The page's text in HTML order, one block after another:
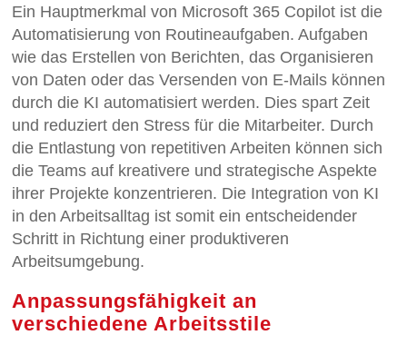
Ein Hauptmerkmal von Microsoft 365 Copilot ist die
Automatisierung von Routineaufgaben. Aufgaben
wie das Erstellen von Berichten, das Organisieren
von Daten oder das Versenden von E-Mails können
durch die KI automatisiert werden. Dies spart Zeit
und reduziert den Stress für die Mitarbeiter. Durch
die Entlastung von repetitiven Arbeiten können sich
die Teams auf kreativere und strategische Aspekte
ihrer Projekte konzentrieren. Die Integration von KI
in den Arbeitsalltag ist somit ein entscheidender
Schritt in Richtung einer produktiveren
Arbeitsumgebung.
Anpassungsfähigkeit an
verschiedene Arbeitsstile